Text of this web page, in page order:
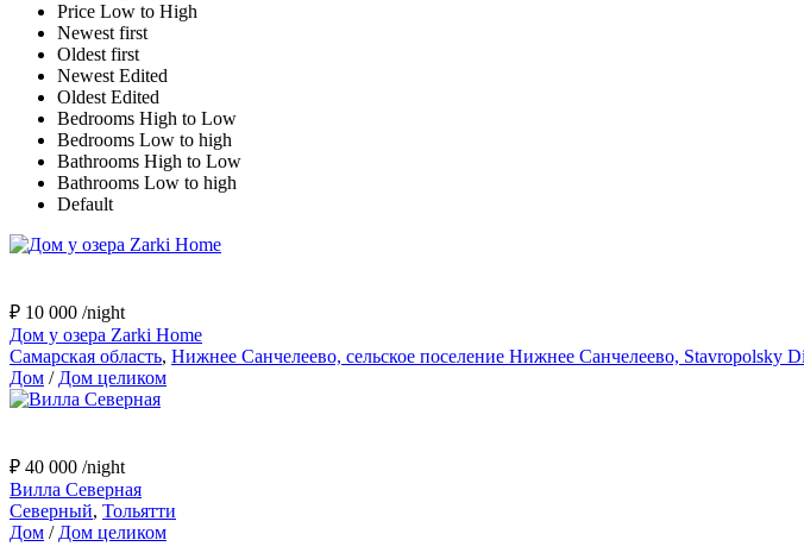
Price Low to High
Newest first
Oldest first
Newest Edited
Oldest Edited
Bedrooms High to Low
Bedrooms Low to high
Bathrooms High to Low
Bathrooms Low to high
Default
₽ 10 000 /night
Дом у озера Zarki Home
Самарская область, Нижнее Санчелеево, сельское поселение Нижнее Санчелеево, Stavropolsky
Дом / Дом целиком
₽ 40 000 /night
Вилла Северная
Северный, Тольятти
Дом / Дом целиком